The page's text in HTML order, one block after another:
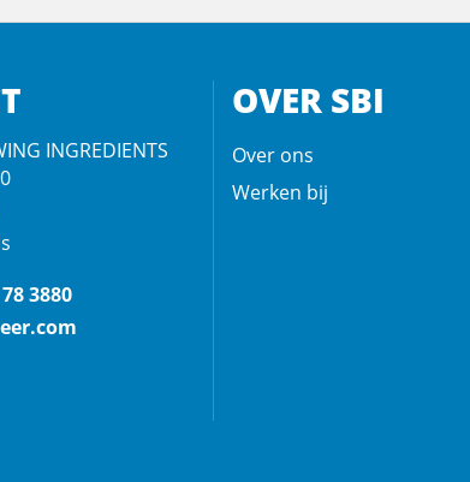
INGREDIENTS
3880
OVER SBI
Over ons
Werken bij